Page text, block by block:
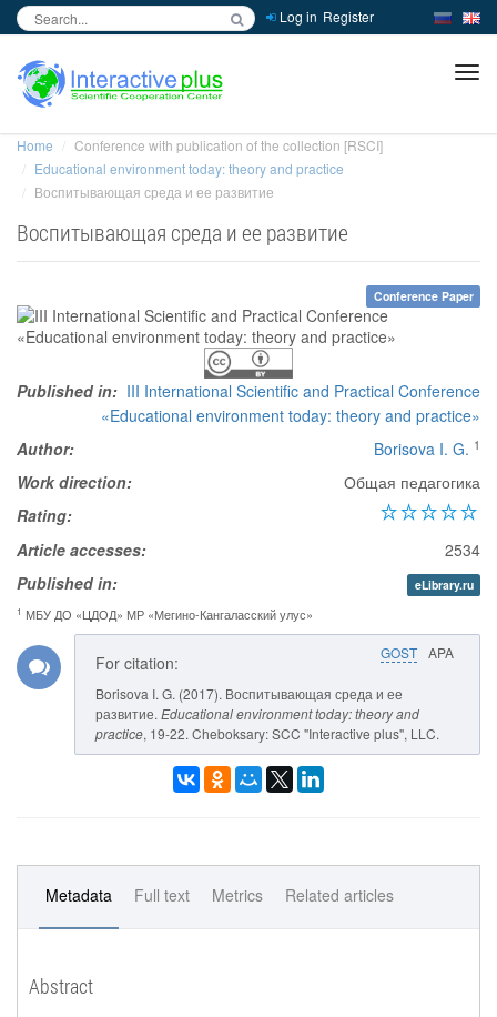
Log in Register
Home
Conference with publication of the collection [RSCI]
Educational environment today: theory and practice
Воспитывающая среда и ее развитие
Воспитывающая среда и ее развитие
Conference Paper
Published in: III International Scientific and Practical Conference
«Educational environment today: theory and practice»
Author:
Borisova I. G. 1
Work direction:
Общая педагогика
Rating:
Article accesses:
2534
Published in:
eLibrary.ru
1 МБУ ДО «ЦДОД» МР «Мегино-Кангаласский улус»
GOST APA
For citation:
Borisova I. G. (2017). Воспитывающая среда и ее
развитие. Educational environment today: theory and
practice, 19-22. Cheboksary: SCC "Interactive plus", LLC.
Metadata Full text Metrics Related articles
Abstract